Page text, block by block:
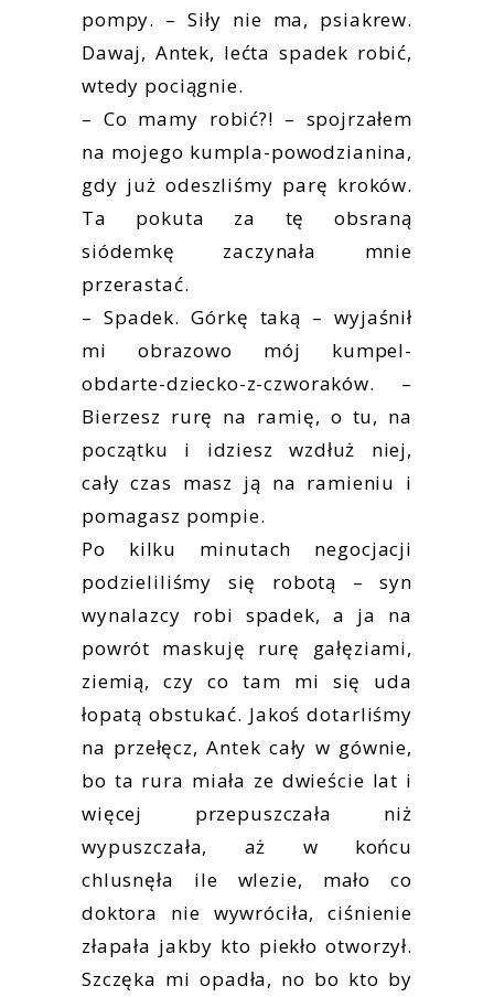
pompy. – Siły nie ma, psiakrew.
Dawaj, Antek, lećta spadek robić,
wtedy pociągnie.
– Co mamy robić?! – spojrzałem
na mojego kumpla-powodzianina,
gdy już odeszliśmy parę kroków.
Ta pokuta za tę obsraną
siódemkę zaczynała mnie
przerastać.
– Spadek. Górkę taką – wyjaśnił
mi obrazowo mój kumpel-
obdarte-dziecko-z-czworaków. –
Bierzesz rurę na ramię, o tu, na
początku i idziesz wzdłuż niej,
cały czas masz ją na ramieniu i
pomagasz pompie.
Po kilku minutach negocjacji
podzieliliśmy się robotą – syn
wynalazcy robi spadek, a ja na
powrót maskuję rurę gałęziami,
ziemią, czy co tam mi się uda
łopatą obstukać. Jakoś dotarliśmy
na przełęcz, Antek cały w gównie,
bo ta rura miała ze dwieście lat i
więcej przepuszczała niż
wypuszczała, aż w końcu
chlusnęła ile wlezie, mało co
doktora nie wywróciła, ciśnienie
złapała jakby kto piekło otworzył.
Szczęka mi opadła, no bo kto by